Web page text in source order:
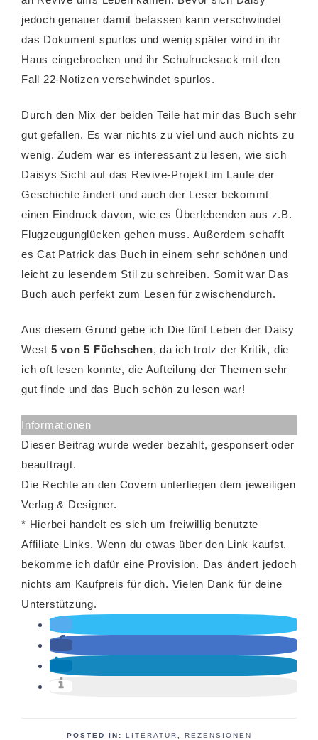
jedoch genauer damit befassen kann verschwindet
das Dokument spurlos und wenig später wird in ihr
Haus eingebrochen und ihr Schulrucksack mit den
Fall 22-Notizen verschwindet spurlos.
Durch den Mix der beiden Teile hat mir das Buch sehr
gut gefallen. Es war nichts zu viel und auch nichts zu
wenig. Zudem war es interessant zu lesen, wie sich
Daisys Sicht auf das Revive-Projekt im Laufe der
Geschichte ändert und auch der Leser bekommt
einen Eindruck davon, wie es Überlebenden aus z.B.
Flugzeugunglücken gehen muss. Außerdem schafft
es Cat Patrick das Buch in einem sehr schönen und
leicht zu lesendem Stil zu schreiben. Somit war Das
Buch auch perfekt zum Lesen für zwischendurch.
Aus diesem Grund gebe ich Die fünf Leben der Daisy
West 5 von 5 Füchschen, da ich trotz der Kritik, die
ich oft lesen konnte, die Aufteilung der Themen sehr
gut finde und das Buch schön zu lesen war!
Informationen
Dieser Beitrag wurde weder bezahlt, gesponsert oder
beauftragt.
Die Rechte an den Covern unterliegen dem jeweiligen
Verlag & Designer.
* Hierbei handelt es sich um freiwillig benutzte
Affiliate Links. Wenn du etwas über den Link kaufst,
bekomme ich dafür eine Provision. Das ändert jedoch
nichts am Kaufpreis für dich. Vielen Dank für deine
Unterstützung.
POSTED IN: LITERATUR REZENSIONEN